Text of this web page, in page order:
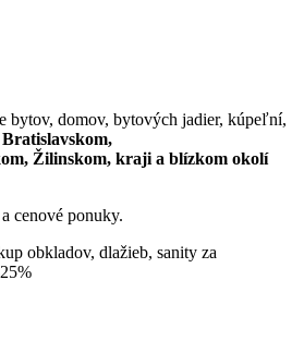
bytov, domov, bytových jadier, kúpeľní,
Bratislavskom,
Žilinskom, kraji a blízkom okolí
cenové ponuky.
obkladov, dlažieb, sanity za